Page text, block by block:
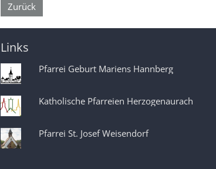
Zurück
Links
Pfarrei Geburt Mariens Hannberg
Katholische Pfarreien Herzogenaurach
Pfarrei St. Josef Weisendorf